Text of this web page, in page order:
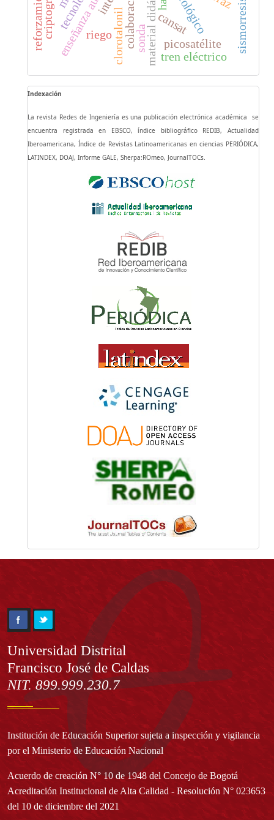
material didáctico
clorotalonil cansat
picosatélite
sonda
colaboración
tren eléctrico
reforzamiento riego
Indexación
La revista Redes de Ingeniería es una publicación electrónica académica se
encuentra registrada en EBSCO, índice bibliográfico REDIB, Actualidad
Iberoamericana, Índice de Revistas Latinoamericanas en ciencias PERIÓDICA,
LATINDEX, DOAJ, Informe GALE, Sherpa:ROmeo, JournalTOCs.
Información
Universidad Distrital
Francisco José de Caldas
NIT. 899.999.230.7
Institución de Educación Superior sujeta a inspección y vigilancia
por el Ministerio de Educación Nacional
Acuerdo de creación N° 10 de 1948 del Concejo de Bogotá
Acreditación Institucional de Alta Calidad - Resolución N° 023653
del 10 de diciembre del 2021